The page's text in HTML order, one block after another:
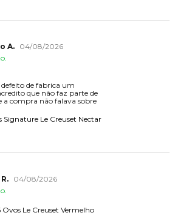
A.
04/08/2026
de fabrica um
que não faz parte de
compra não falava sobre
Le Creuset Nectar
04/08/2026
Le Creuset Vermelho